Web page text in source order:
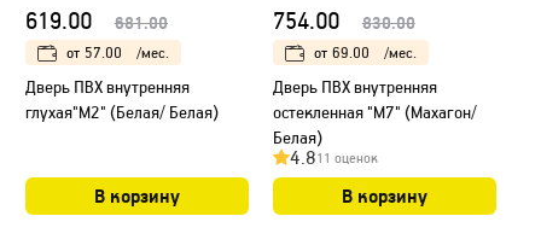
619.00 681.00
от 57.00 /мес.
Дверь ПВХ внутренняя
глухая"М2" (Белая/ Белая)
В корзину
754.00 830.00
от 69.00 /мес.
Дверь ПВХ внутренняя
остекленная "М7" (Махагон/
Белая)
4.811 оценок
В корзину